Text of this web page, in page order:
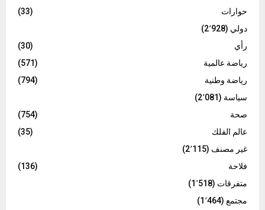
حوارات
(33)
دولي (2٬928)
رأي
(30)
رياضة عالمية
(571)
رياضة وطنية
(794)
سياسة (2٬081)
صحة
(754)
عالم الفلك
(35)
غير مصنف (2٬115)
فلاحة
(136)
متفرقات (1٬518)
مجتمع (1٬464)